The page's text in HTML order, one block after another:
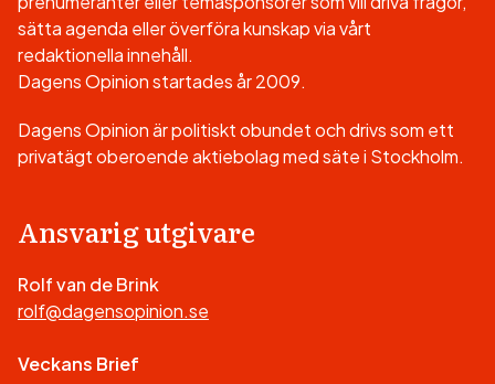
sätta agenda eller överföra kunskap via vårt
redaktionella innehåll.
Dagens Opinion startades år 2009.
Dagens Opinion är politiskt obundet och drivs som ett
privatägt oberoende aktiebolag med säte i Stockholm.
Ansvarig utgivare
Rolf van de Brink
rolf@dagensopinion.se
Veckans Brief